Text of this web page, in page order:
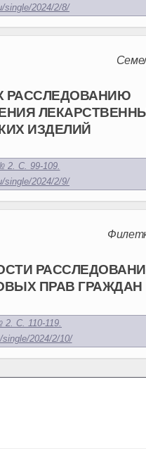
single/2024/2/8/
РАССЛЕДОВАНИЮ
ИЗДЕЛИЙ
2. С. 99-109.
single/2024/2/9/
ПРАВ ГРАЖДАН
С. 110-119.
2024/2/10/